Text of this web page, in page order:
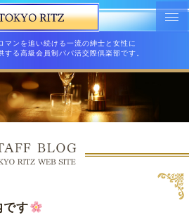
マンを追い続ける一流の紳士と女性に
する高級会員制パパ活交際倶楽部です。
です